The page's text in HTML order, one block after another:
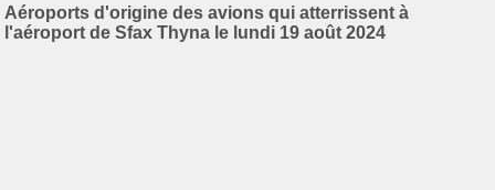
Aéroports d'origine des avions qui atterrissent à
l'aéroport de Sfax Thyna le lundi 19 août 2024